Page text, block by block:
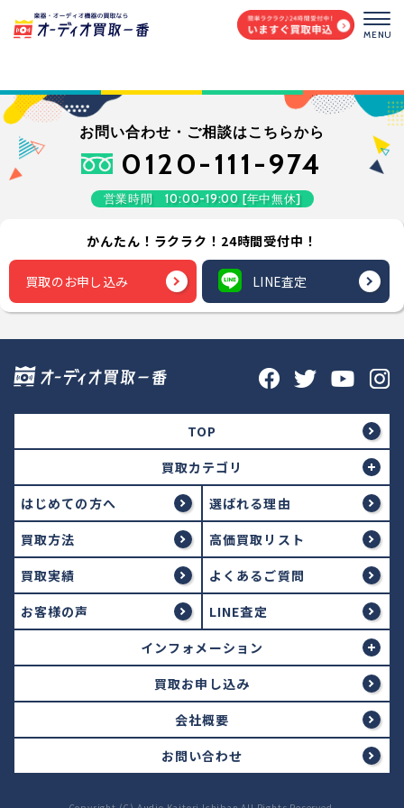
MENU
お問い合わせ・ご相談はこちらから
0120-111-974
営業時間 10:00-19:00 [年中無休]
かんたん！ラクラク！24時間受付中！
買取のお申し込み LINE査定
TOP
買取カテゴリ
はじめての方へ
選ばれる理由
買取方法
高価買取リスト
買取実績
よくあるご質問
お客様の声
LINE査定
インフォメーション
買取お申し込み
会社概要
お問い合わせ